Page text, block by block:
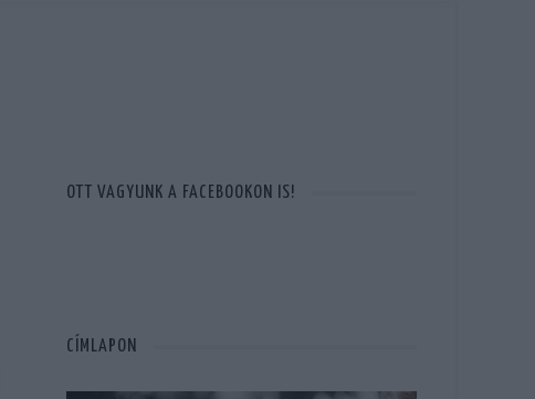
OTT VAGYUNK A FACEBOOKON IS!
CÍMLAPON